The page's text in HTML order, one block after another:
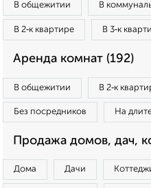
В общежитии В
В 2‑к квартире В 3‑к
Аренда комнат (192)
В общежитии В 2‑к
Без посредников На
Продажа домов, дач,
Дома Дачи